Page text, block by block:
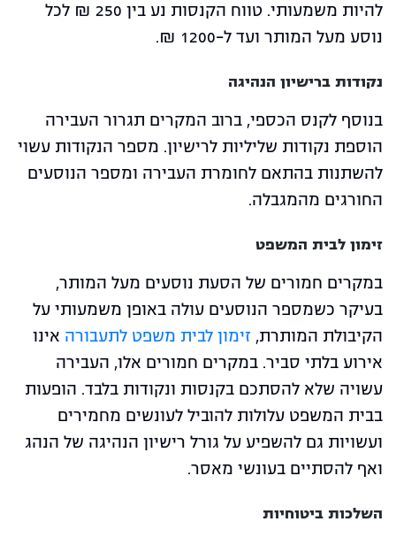
להיות משמעותי. טווח הקנסות נע בין 250 ₪ לכל
נוסע מעל המותר ועד ל-1200 ₪.
נקודות ברישיון הנהיגה
בנוסף לקנס הכספי, ברוב המקרים תגרור העבירה
הוספת נקודות שליליות לרישיון. מספר הנקודות עשוי
להשתנות בהתאם לחומרת העבירה ומספר הנוסעים
החורגים מהמגבלה.
זימון לבית המשפט
במקרים חמורים של הסעת נוסעים מעל המותר,
בעיקר כשמספר הנוסעים עולה באופן משמעותי על
הקיבולת המותרת, זימון לבית משפט לתעבורה אינו
אירוע בלתי סביר. במקרים חמורים אלו, העבירה
עשויה שלא להסתכם בקנסות ונקודות בלבד. הופעות
בבית המשפט עלולות להוביל לעונשים מחמירים
ועשויות גם להשפיע על גורל רישיון הנהיגה של הנהג
ואף להסתיים בעונשי מאסר.
השלכות ביטוחיות